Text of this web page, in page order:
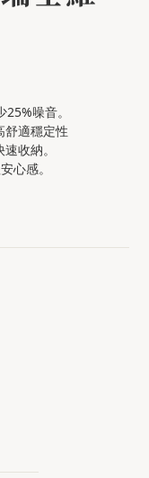
噪音。
舒適穩定性
收納。
心感。